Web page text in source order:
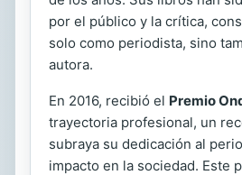
por el público y la crítica,
solo como periodista, sino
autora.
En 2016, recibió el Premio
trayectoria profesional, un
subraya su dedicación al
impacto en la sociedad. Este